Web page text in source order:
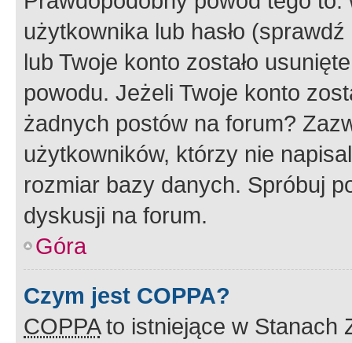
użytkownika lub hasło
lub Twoje konto zostało
powodu. Jeżeli Twoje konto
żadnych postów na forum?
użytkowników, którzy nie
rozmiar bazy danych. Spróbuj
dyskusji na forum.
Góra
Czym jest COPPA?
COPPAto istniejące w Stanach